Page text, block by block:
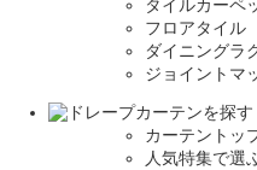
タイルカーペ
フロアタイル
ダイニングラ
ジョイントマ
カーテントッ
人気特集で選